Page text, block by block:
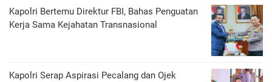
Kapolri Bertemu Direktur FBI, Bahas Penguatan
Kerja Sama Kejahatan Transnasional
Kapolri Serap Aspirasi Pecalang dan Ojek